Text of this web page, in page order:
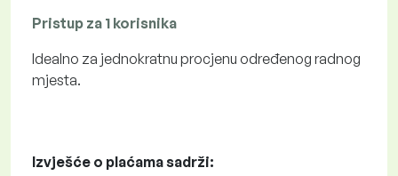
Pristup za 1 korisnika
Idealno za jednokratnu procjenu određenog radnog
mjesta.
Izvješće o plaćama sadrži: